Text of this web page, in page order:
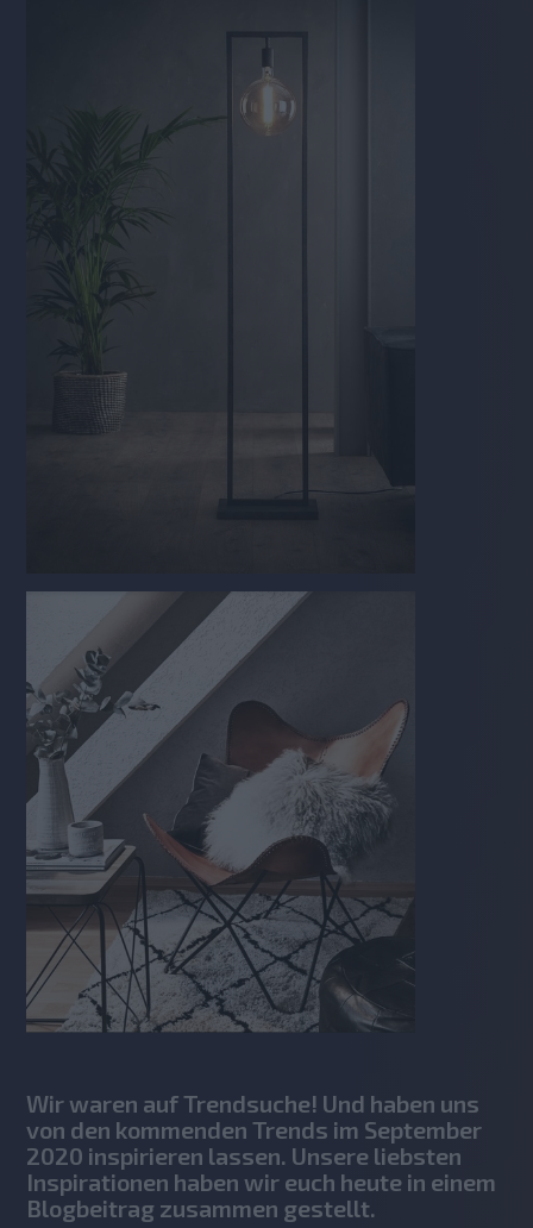
Wir waren auf Trendsuche! Und haben uns
von den kommenden Trends im September
2020 inspirieren lassen. Unsere liebsten
Inspirationen haben wir euch heute in einem
Blogbeitrag zusammen gestellt.